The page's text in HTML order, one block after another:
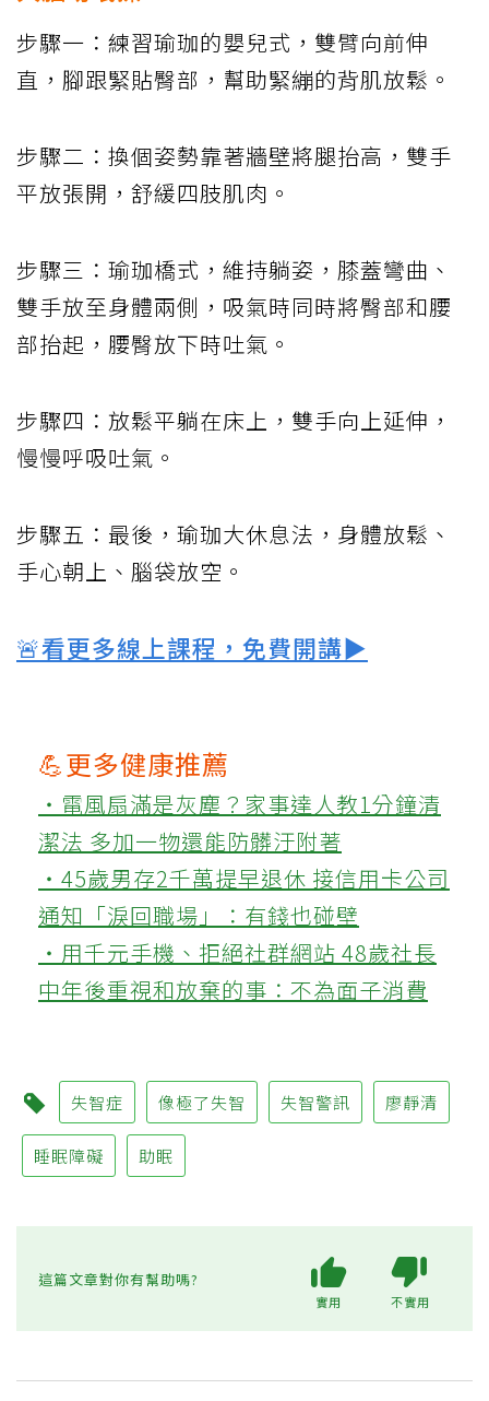
步驟一：練習瑜珈的嬰兒式，雙臂向前伸
直，腳跟緊貼臀部，幫助緊繃的背肌放鬆。
步驟二：換個姿勢靠著牆壁將腿抬高，雙手
平放張開，舒緩四肢肌肉。
步驟三：瑜珈橋式，維持躺姿，膝蓋彎曲、
雙手放至身體兩側，吸氣時同時將臀部和腰
部抬起，腰臀放下時吐氣。
步驟四：放鬆平躺在床上，雙手向上延伸，
慢慢呼吸吐氣。
步驟五：最後，瑜珈大休息法，身體放鬆、
手心朝上、腦袋放空。
🚨看更多線上課程，免費開講▶
💪更多健康推薦
‧電風扇滿是灰塵？家事達人教1分鐘清
潔法 多加一物還能防髒汙附著
‧45歲男存2千萬提早退休 接信用卡公司
通知「淚回職場」：有錢也碰壁
‧用千元手機、拒絕社群網站 48歲社長
中年後重視和放棄的事：不為面子消費
失智症 像極了失智 失智警訊 廖靜清
睡眠障礙 助眠
這篇文章對你有幫助嗎?
實用 不實用